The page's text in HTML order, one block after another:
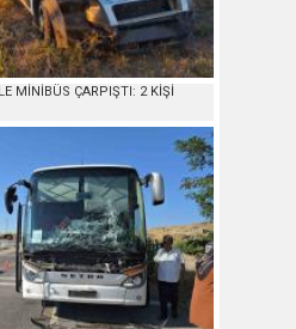
MİNİBÜS ÇARPIŞTI: 2 KİŞİ